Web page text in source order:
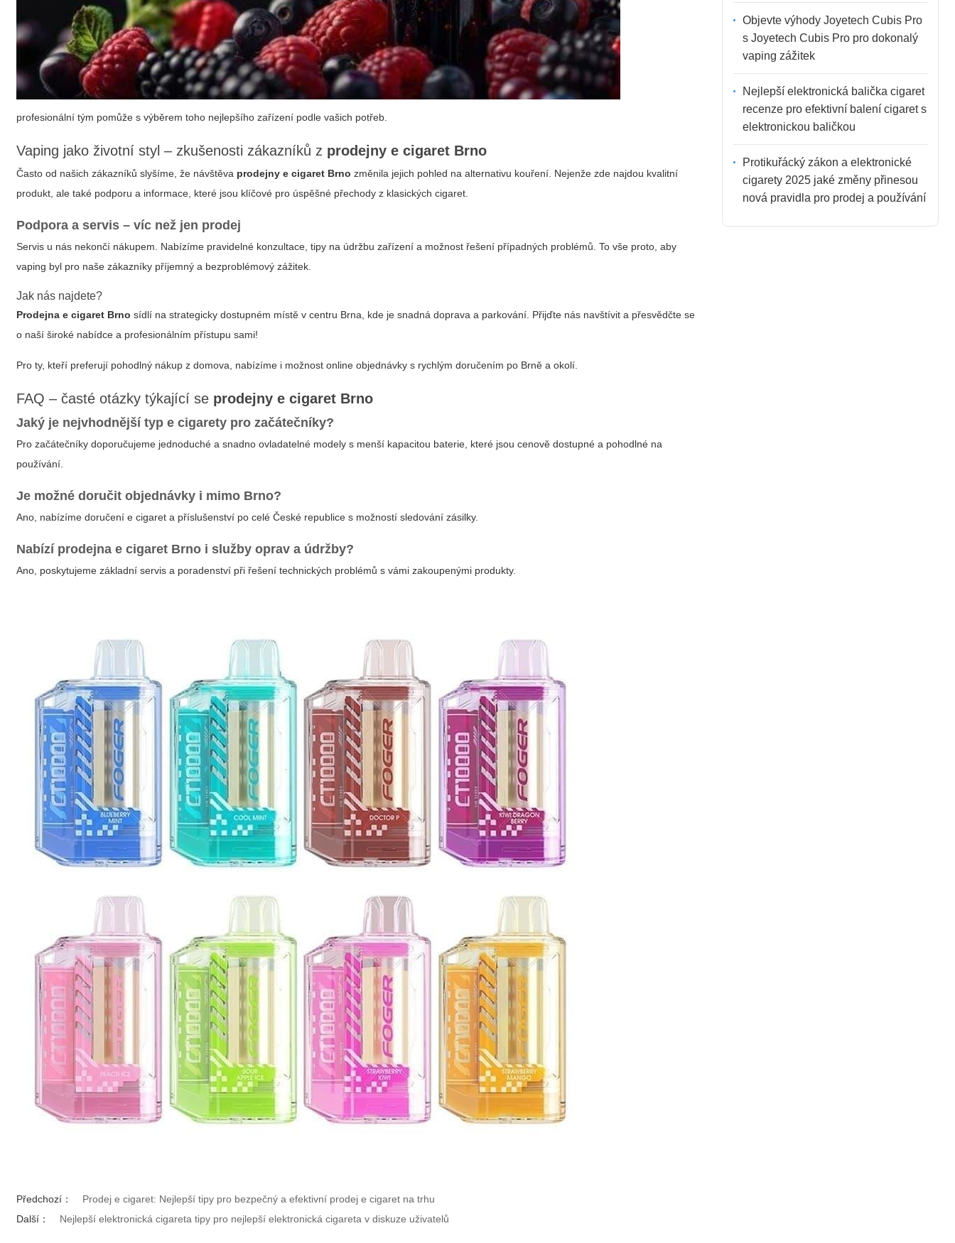
profesionální tým pomůže s výběrem toho nejlepšího zařízení podle vašich potřeb.
Vaping jako životní styl – zkušenosti zákazníků z prodejny e cigaret Brno
Často od našich zákazníků slyšíme, že návštěva prodejny e cigaret Brno změnila jejich pohled na alternativu kouření. Nejenže zde najdou kvalitní
produkt, ale také podporu a informace, které jsou klíčové pro úspěšné přechody z klasických cigaret.
Podpora a servis – víc než jen prodej
Servis u nás nekončí nákupem. Nabízíme pravidelné konzultace, tipy na údržbu zařízení a možnost řešení případných problémů. To vše proto, aby
vaping byl pro naše zákazníky příjemný a bezproblémový zážitek.
Jak nás najdete?
Prodejna e cigaret Brno sídlí na strategicky dostupném místě v centru Brna, kde je snadná doprava a parkování. Přijďte nás navštívit a přesvědčte se
o naší široké nabídce a profesionálním přístupu sami!
Pro ty, kteří preferují pohodlný nákup z domova, nabízíme i možnost online objednávky s rychlým doručením po Brně a okolí.
FAQ – časté otázky týkající se prodejny e cigaret Brno
Jaký je nejvhodnější typ e cigarety pro začátečníky?
Pro začátečníky doporučujeme jednoduché a snadno ovladatelné modely s menší kapacitou baterie, které jsou cenově dostupné a pohodlné na
používání.
Je možné doručit objednávky i mimo Brno?
Ano, nabízíme doručení e cigaret a příslušenství po celé České republice s možností sledování zásilky.
Nabízí prodejna e cigaret Brno i služby oprav a údržby?
Ano, poskytujeme základní servis a poradenství při řešení technických problémů s vámi zakoupenými produkty.
Předchozí：
Prodej e cigaret: Nejlepší tipy pro bezpečný a efektivní prodej e cigaret na trhu
Další：
Nejlepší elektronická cigareta tipy pro nejlepší elektronická cigareta v diskuze uživatelů
Objevte výhody Joyetech Cubis Pro
s Joyetech Cubis Pro pro dokonalý
vaping zážitek
Nejlepší elektronická balička cigaret
recenze pro efektivní balení cigaret s
elektronickou baličkou
Protikuřácký zákon a elektronické
cigarety 2025 jaké změny přinesou
nová pravidla pro prodej a používání